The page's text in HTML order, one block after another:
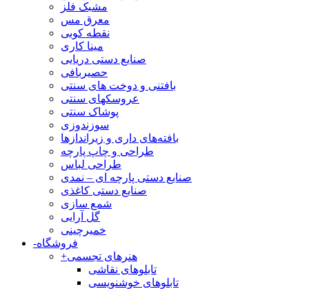
مشبک فلز
معرق مس
نقطه کوبی
مینا کاری
صنایع دستی دریایی
حصیربافی
بافتنی‌ و دوخت های سنتی
عروسکهای سنتی
پوشاک سنتی
سوزندوزی
بافته‌های داری و زیراندازها
طراحی و چاپ پارچه
طراحی لباس
صنایع دستی پارچه ای – نمدی
صنایع دستی کاغذی
شمع سازی
گل آرایی
خمیرچینی
-فروشگاه
+هنرهای تجسمی
تابلوهای نقاشی
تابلوهای خوشنویسی